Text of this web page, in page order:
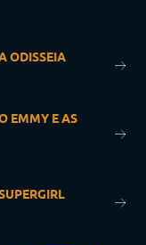
ODISSEIA
EMMY E AS